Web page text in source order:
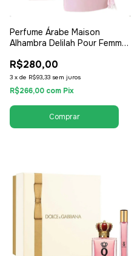
Perfume Árabe Maison
Alhambra Delilah Pour Femme
Feminino
R$280,00
3 x de R$93,33 sem juros
R$266,00 com Pix